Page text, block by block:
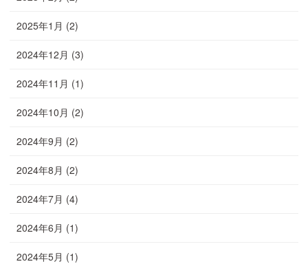
2025年1月 (2)
2024年12月 (3)
2024年11月 (1)
2024年10月 (2)
2024年9月 (2)
2024年8月 (2)
2024年7月 (4)
2024年6月 (1)
2024年5月 (1)